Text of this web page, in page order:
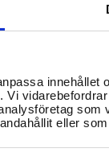
eller